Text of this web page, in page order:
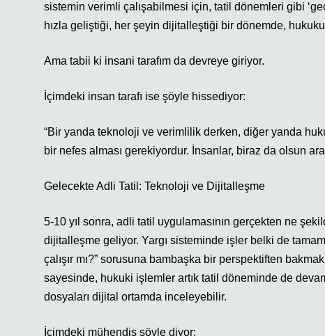
sistemin verimli çalışabilmesi için, tatil dönemleri gibi
hızla geliştiği, her şeyin dijitalleştiği bir dönemde,
Ama tabii ki insani tarafım da devreye giriyor.
İçimdeki insan tarafı ise şöyle hissediyor:
“Bir yanda teknoloji ve verimlilik derken, diğer yanda
bir nefes alması gerekiyordur. İnsanlar, biraz da olsun
Gelecekte Adli Tatil: Teknoloji ve Dijitalleşme
5-10 yıl sonra, adli tatil uygulamasının gerçekten ne
dijitalleşme geliyor. Yargı sisteminde işler belki de
çalışır mı?” sorusuna bambaşka bir perspektiften
sayesinde, hukuki işlemler artık tatil döneminde de
dosyaları dijital ortamda inceleyebilir.
İçimdeki mühendis şöyle diyor: